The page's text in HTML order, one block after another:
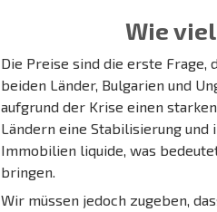
Wie
Die Preise sind die erste
beiden Länder, Bulgarien und
aufgrund der Krise einen
Ländern eine Stabilisierung
Immobilien liquide, was
bringen.
Wir müssen jedoch zugeben,